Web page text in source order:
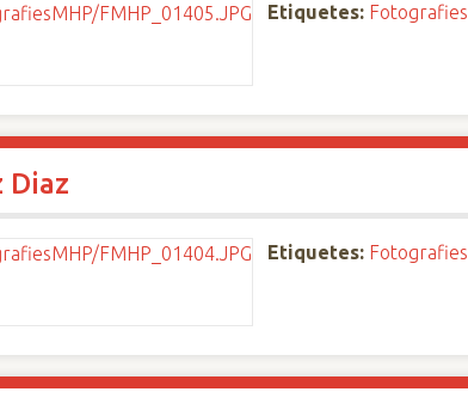
Etiquetes: Fotografies
Diaz
Etiquetes: Fotografies